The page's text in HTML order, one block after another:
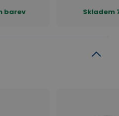
barev Skladem